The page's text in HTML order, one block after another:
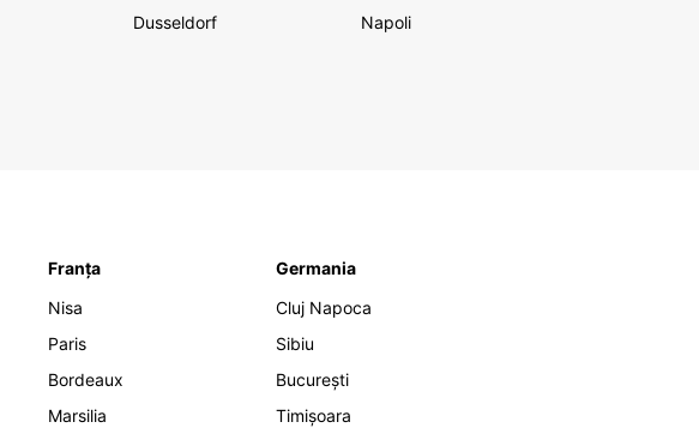
Dusseldorf
Napoli
Franța
Nisa
Paris
Bordeaux
Marsilia
Germania
Cluj Napoca
Sibiu
București
Timișoara